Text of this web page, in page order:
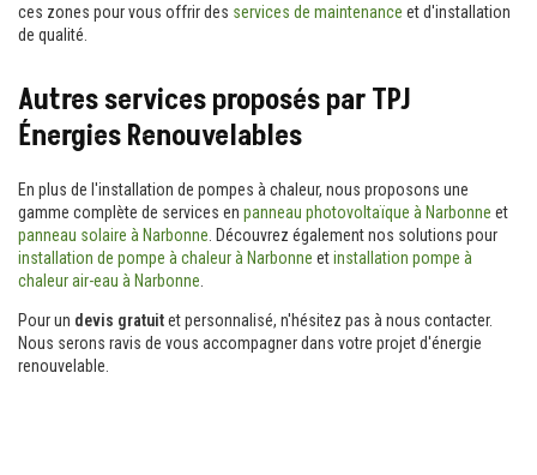
ces zones pour vous offrir des services de maintenance et d'installation
de qualité.
Autres services proposés par TPJ
Énergies Renouvelables
En plus de l'installation de pompes à chaleur, nous proposons une
gamme complète de services en panneau photovoltaïque à Narbonne et
panneau solaire à Narbonne . Découvrez également nos solutions pour
installation de pompe à chaleur à Narbonne etinstallation pompe à
chaleur air-eau à Narbonne
Pour un devis gratuitet personnalisé, n'hésitez pas à nous contacter.
Nous serons ravis de vous accompagner dans votre projet d'énergie
renouvelable.